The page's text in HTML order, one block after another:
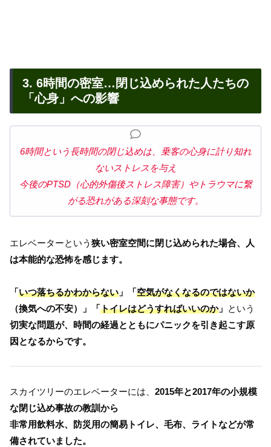
3. 6時間の密室…閉じ込められた人たちの
「心身」への影響
6時間という長時間の閉じ込めは、乗客の心身に計り知れ
ないストレスを与え
今後のPTSD（心的外傷後ストレス障害）やトラウマに繋
がる恐れがある深刻な事態です。
エレベーターという 狭い密室空間に閉じ込められた場合、人
は本能的な恐怖を感じます。
「いつ落ちるかわからない 」「空気がなくなるのではないか
（換気への不安）」「トイレはどうすればいいのか」 という
切実な問題が、時間の経過とともにパニックを引き起こす原
因となるからです。
スカイツリーのエレベーターには、 2015年と2017年の小規模
な閉じ込め事故の教訓から
非常用飲料水、防災用の簡易トイレ、毛布、ライトなどが常
備されていました。